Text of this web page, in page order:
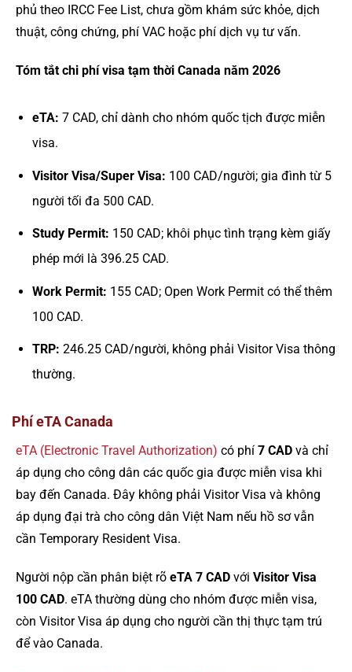
phủ theo IRCC Fee List, chưa gồm khám sức khỏe, dịch
thuật, công chứng, phí VAC hoặc phí dịch vụ tư vấn.
Tóm tắt chi phí visa tạm thời Canada năm 2026
eTA: 7 CAD, chỉ dành cho nhóm quốc tịch được miễn
visa.
Visitor Visa/Super Visa: 100 CAD/người; gia đình từ 5
người tối đa 500 CAD.
Study Permit: 150 CAD; khôi phục tình trạng kèm giấy
phép mới là 396.25 CAD.
Work Permit: 155 CAD; Open Work Permit có thể thêm
100 CAD.
TRP: 246.25 CAD/người, không phải Visitor Visa thông
thường.
Phí eTA Canada
eTA (Electronic Travel Authorization) có phí 7 CAD và chỉ
áp dụng cho công dân các quốc gia được miễn visa khi
bay đến Canada. Đây không phải Visitor Visa và không
áp dụng đại trà cho công dân Việt Nam nếu hồ sơ vẫn
cần Temporary Resident Visa.
Người nộp cần phân biệt rõ eTA 7 CAD với Visitor Visa
100 CAD. eTA thường dùng cho nhóm được miễn visa,
còn Visitor Visa áp dụng cho người cần thị thực tạm trú
để vào Canada.